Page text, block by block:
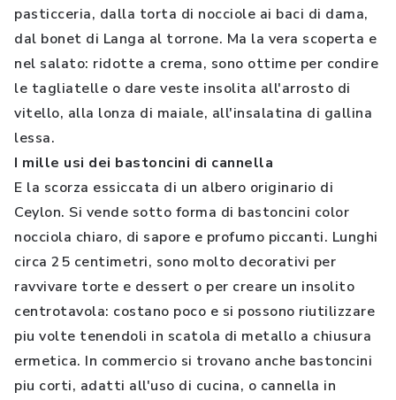
pasticceria, dalla torta di nocciole ai baci di dama,
dal bonet di Langa al torrone. Ma la vera scoperta e
nel salato: ridotte a crema, sono ottime per condire
le tagliatelle o dare veste insolita all'arrosto di
vitello, alla lonza di maiale, all'insalatina di gallina
lessa.
I mille usi dei bastoncini di cannella
E la scorza essiccata di un albero originario di
Ceylon. Si vende sotto forma di bastoncini color
nocciola chiaro, di sapore e profumo piccanti. Lunghi
circa 25 centimetri, sono molto decorativi per
ravvivare torte e dessert o per creare un insolito
centrotavola: costano poco e si possono riutilizzare
piu volte tenendoli in scatola di metallo a chiusura
ermetica. In commercio si trovano anche bastoncini
piu corti, adatti all'uso di cucina, o cannella in